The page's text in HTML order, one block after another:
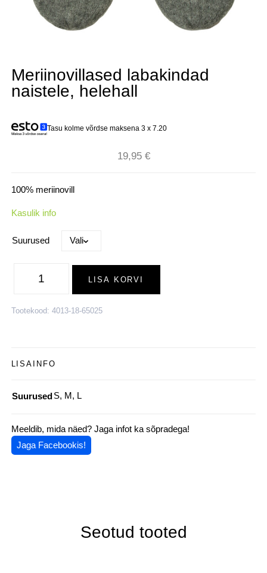
Meriinovillased labakindad
naistele, helehall
Tasu kolme võrdse maksena 3 x 7.20
19,95 €
100% meriinovill
Kasulik info
Suurused
labakindad
naistele,
LISA KORVI
Tootekood: 4013-18-65025
LISAINFO
Suurused S, M, L
Meeldib, mida näed? Jaga infot ka sõpradega!
Jaga Facebookis!
Seotud tooted